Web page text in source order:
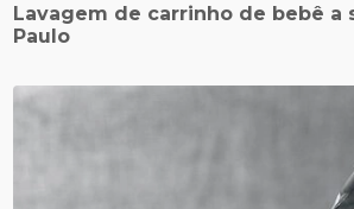
Lavagem de carrinho de bebê a
Paulo